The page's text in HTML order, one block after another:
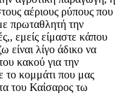
αέριους ρύπους που
πρωταθλητή την
εμείς είμαστε κάπου
λίγο άδικο να
κακού για την
το κομμάτι που μας
του Καίσαρος τω